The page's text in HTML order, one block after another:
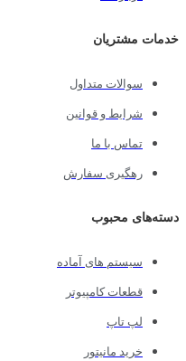
خدمات مشتریان
سوالات متداول
شرایط و قوانین
تماس با ما
رهگیری سفارش
دسته‌های محبوب
سیستم های آماده
قطعات کامپیوتر
لپ تاپ
خرید مانیتور